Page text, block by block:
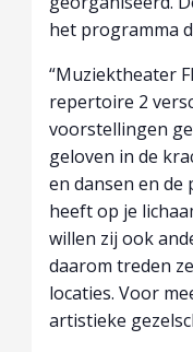
het programma
“Muziektheater
repertoire 2
voorstellingen
geloven in de
en dansen en de
heeft op je
willen zij ook
daarom treden
locaties. Voor
artistieke